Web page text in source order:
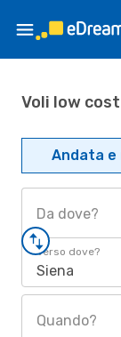
Voli low
Andata
Da dove?
Verso dove?
Siena
Quando?